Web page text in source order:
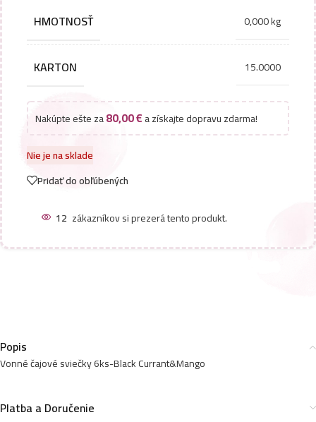
HMOTNOSŤ 0,000 kg
KARTON 15.0000
Nakúpte ešte za80,00€a získajte dopravu zdarma!
Nie je na sklade
Pridať do obľúbených
12 zákazníkov si prezerá tento produkt.
Popis
Vonné čajové sviečky 6ks-Black Currant&Mango
Platba a Doručenie